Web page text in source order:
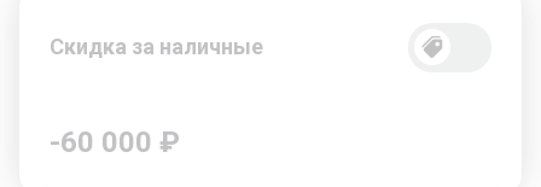
Скидка за наличные
-60 000 ₽